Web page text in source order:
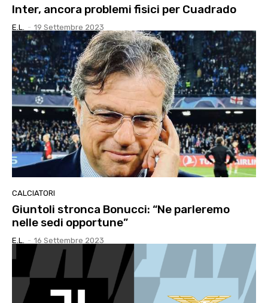
Inter, ancora problemi fisici per Cuadrado
E.l. - 19 Settembre 2023
CALCIATORI
Giuntoli stronca Bonucci: “Ne parleremo
nelle sedi opportune”
E.l. - 16 Settembre 2023